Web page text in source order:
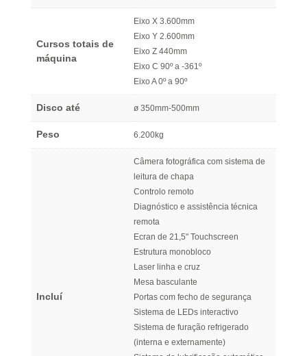
Cursos totais de
máquina
Eixo X 3.600mm
Eixo Y 2.600mm
Eixo Z 440mm
Eixo C 90º a -361º
Eixo A 0º a 90º
Disco até ø 350mm-500mm
Peso 6.200kg
Incluí
Câmera fotográfica com sistema de
leitura de chapa
Controlo remoto
Diagnóstico e assistência técnica
remota
Ecran de 21,5" Touchscreen
Estrutura monobloco
Laser linha e cruz
Mesa basculante
Portas com fecho de segurança
Sistema de LEDs interactivo
Sistema de furação refrigerado
(interna e externamente)